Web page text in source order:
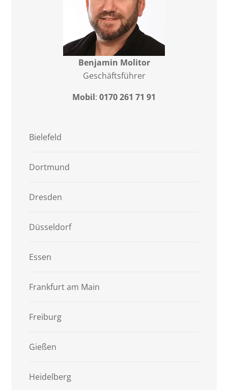
Benjamin Molitor
Geschäftsführer
Mobil: 0170 261 71 91
Bielefeld
Dortmund
Dresden
Düsseldorf
Essen
Frankfurt am Main
Freiburg
Gießen
Heidelberg